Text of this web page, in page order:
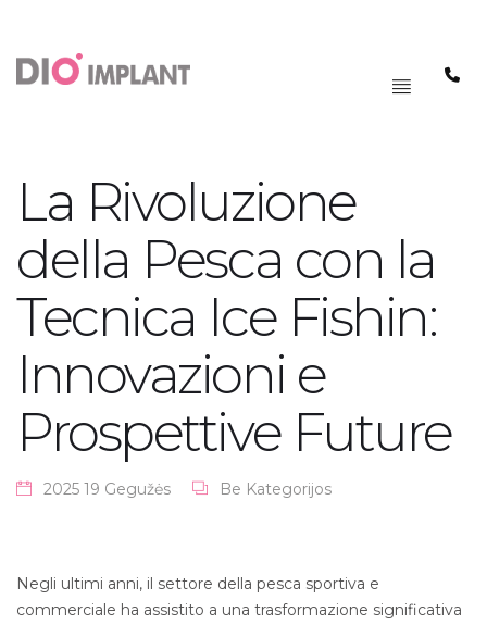
La Rivoluzione
della Pesca con la
Tecnica Ice Fishin:
Innovazioni e
Prospettive Future
2025 19 Gegužės Be Kategorijos
Negli ultimi anni, il settore della pesca sportiva e
commerciale ha assistito a una trasformazione significativa